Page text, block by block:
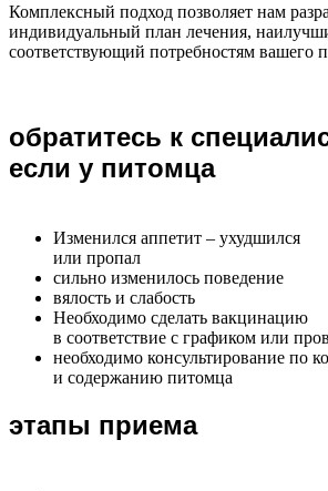
Комплексный подход позволяет нам
индивидуальный план лечения,
соответствующий потребностям вашего
обратитесь к
если у питомца
Изменился аппетит – ухудшился
или пропал
сильно изменилось поведение
вялость и слабость
Необходимо сделать вакцинацию
в соответствие с графиком или
необходимо консультирование по
и содержанию питомца
этапы приема